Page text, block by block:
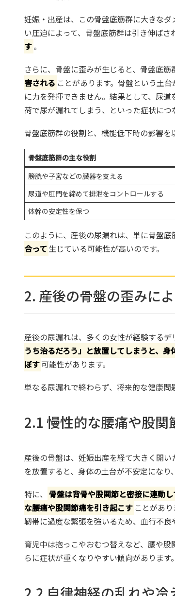
妊娠・出産は、この骨盤底筋群に大きな
い圧迫によって、骨盤底筋群は引き伸ばさ
す。
さらに、骨盤に歪みが生じると、骨盤底筋
害される ことがあります。骨盤という土
に力を発揮できません。結果として、尿
荷で尿が漏れてしまう、といった症状につ
骨盤底筋群の役割と、機能低下時の影響を
骨盤底筋群の主な役割
膀胱や子宮などの臓器を支える
尿道や肛門を締めて排泄をコントロールする
体幹の安定性を保つ
このように、産後の尿漏れは、単に骨盤底
合って 生じている可能性が高いのです。
2. 産後の骨盤の歪みに
産後の尿漏れは、多くの女性が経験するデ
うち治るだろう」と放置してしまうと、
ぼす可能性があります。
単なる尿漏れで終わらず、将来的な健康問
2.1 慢性的な腰痛や股
産後の骨盤は、妊娠出産を経て大きく開
を放置すると、身体の土台が不安定になり
特に、
骨盤は背骨や股関節と密接に連動
な腰痛や股関節痛を引き起こす ことがあ
靭帯に過度な緊張を強いるため、血行不良
育児中は抱っこやおむつ替えなど、腰や
らに症状が重くなりやすい傾向があります。